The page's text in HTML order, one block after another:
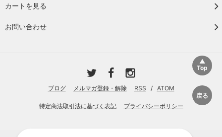
カートを見る
お問い合わせ
ブログ メルマガ登録・解除 RSS / ATOM
特定商法取引法に基づく表記 プライバシーポリシー